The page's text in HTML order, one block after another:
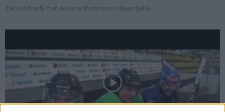
Zároveň celý čtyřiadvacetihodinový zápas také...